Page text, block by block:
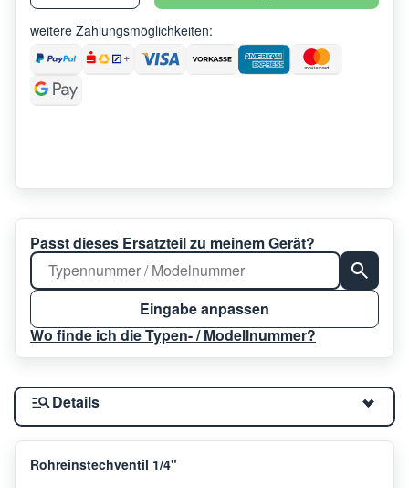
weitere Zahlungsmöglichkeiten:
Passt dieses Ersatzteil zu meinem Gerät?
Eingabe anpassen
Wo finde ich die Typen- / Modellnummer?
Details
Rohreinstechventil 1/4"